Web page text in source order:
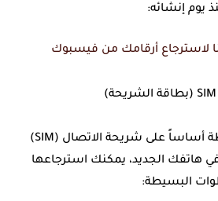
يوم إنشائه:
لاسترجاع أرقامك من فيسبوك
إذا كانت أرقامك محفوظة أساساً على شريحة الاتصال (SIM)
هاتفك الجديد، يمكنك استرجاعها
البسيطة: